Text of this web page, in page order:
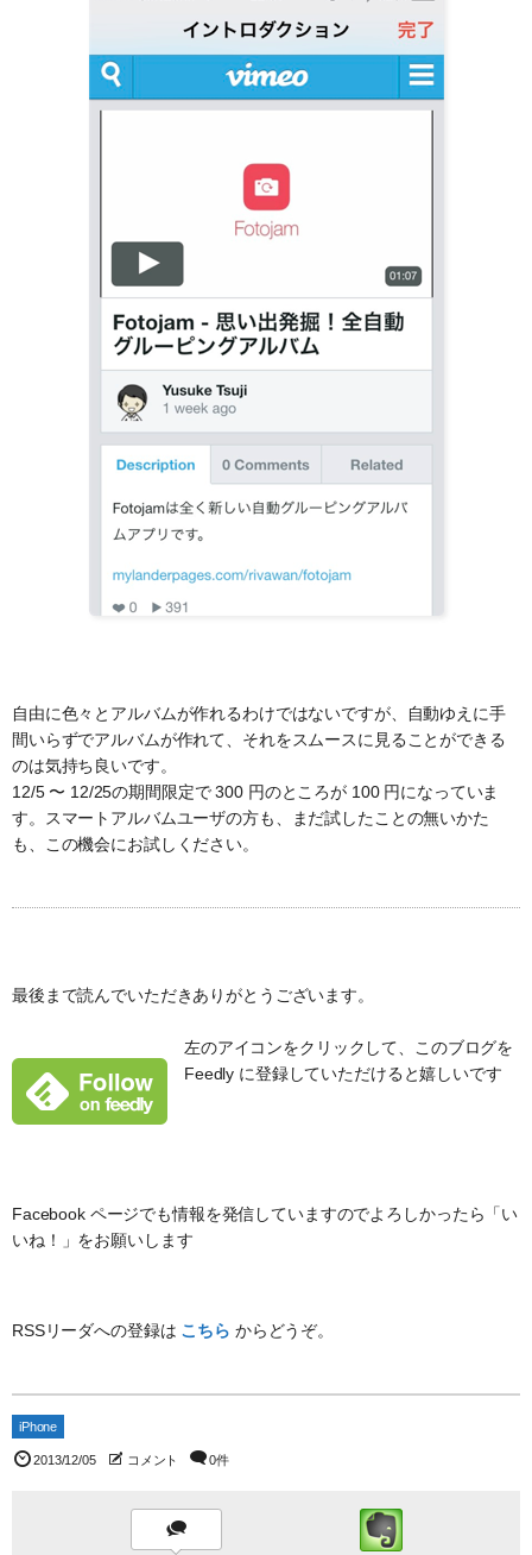
自由に色々とアルバムが作れるわけではないですが、自動ゆえに手
間いらずでアルバムが作れて、それをスムースに見ることができる
のは気持ち良いです。
12/5 〜 12/25の期間限定で 300 円のところが 100 円になっていま
す。スマートアルバムユーザの方も、まだ試したことの無いかた
も、この機会にお試しください。
最後まで読んでいただきありがとうございます。
左のアイコンをクリックして、このブログを
Feedly に登録していただけると嬉しいです
Facebook ページでも情報を発信していますのでよろしかったら「い
いね！」をお願いします
RSSリーダへの登録は こちら からどうぞ。
iPhone
2013/12/05 コメント 0件